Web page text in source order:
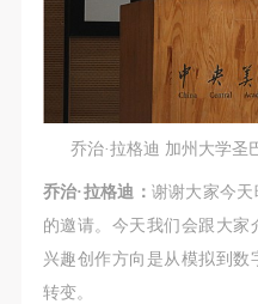
乔治·拉格迪 加州大学圣
乔治·拉格迪： 谢谢大家今
的邀请。今天我们会跟大
兴趣创作方向是从模拟到
转变。
动导师、教师指导下进行
及到的绘画工具、创作
与者因个人原因在使用
套设备、设施造成个人
具、材料、设备或设施的
当承当相应的全部责任
失。活动中任何非事故
事故的任何责任。
中央美术学院美术馆肖像
动导师、教师指导下进行
及到的绘画工具、创作
与者因个人原因在使用
套设备、设施造成个人
具、材料、设备或设施的
当承当相应的全部责任
失。活动中任何非事故
事故的任何责任。
中央美术学院美术馆肖像
动导师、教师指导下进行
及到的绘画工具、创作
与者因个人原因在使用
套设备、设施造成个人
具、材料、设备或设施的
当承当相应的全部责任
失。活动中任何非事故
事故的任何责任。
中央美术学院美术馆肖像